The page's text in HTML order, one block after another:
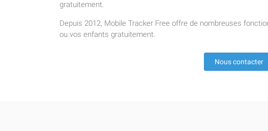
gratuitement.
Depuis 2012, Mobile Tracker Free offre de nombreuses
ou vos enfants gratuitement.
Nous contacter